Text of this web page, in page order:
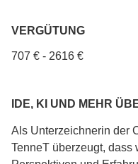
VERGÜTUNG
707 € - 2616 €
IDE, KI UND MEHR
Als Unterzeichnerin der
TenneT überzeugt, dass